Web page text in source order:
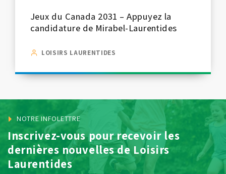
Jeux du Canada 2031 – Appuyez la
candidature de Mirabel-Laurentides
LOISIRS LAURENTIDES
NOTRE INFOLETTRE
Inscrivez-vous pour recevoir les
dernières nouvelles de Loisirs
Laurentides